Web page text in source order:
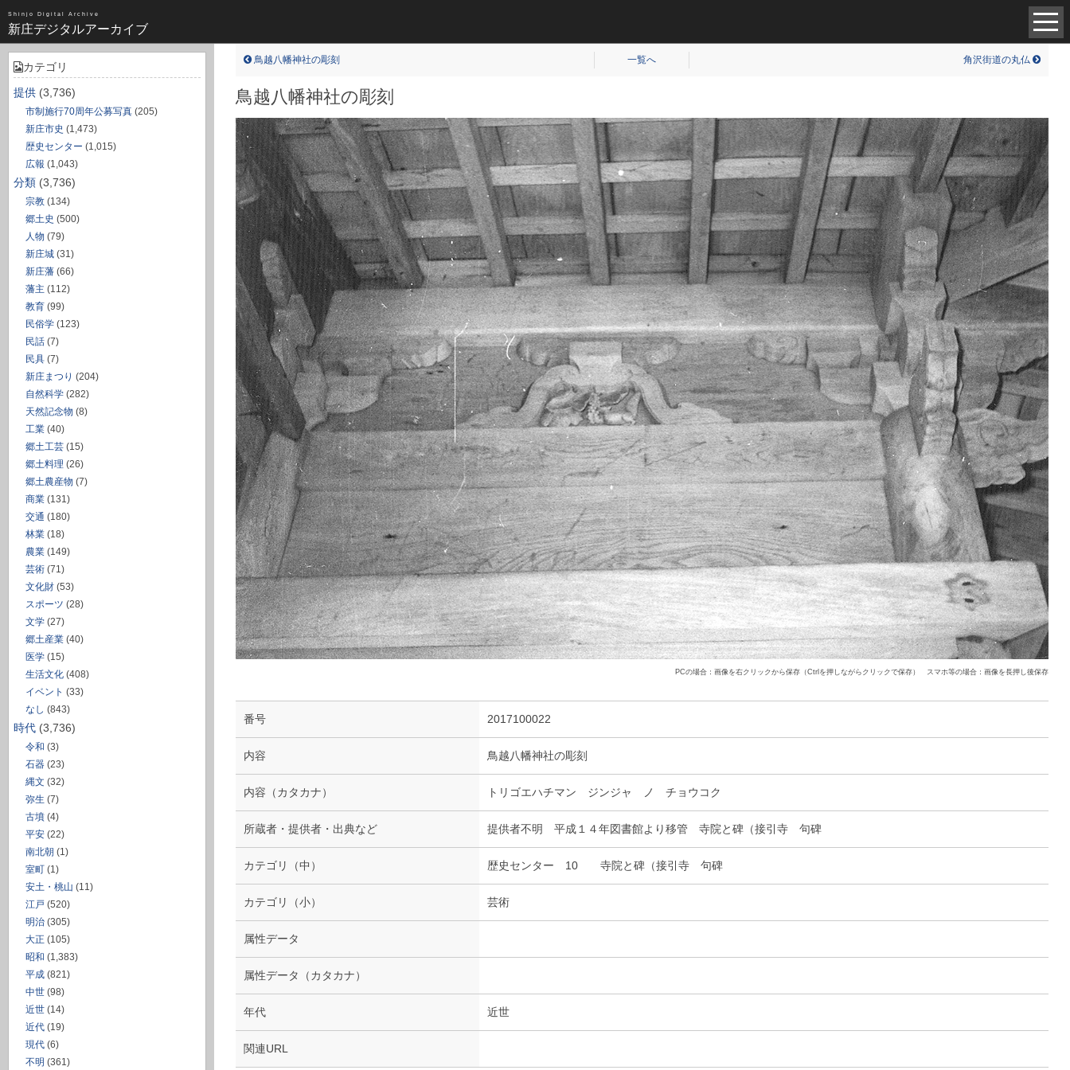
Shinjo Digital Archive
新庄デジタルアーカイブ
近世（14）
タグ全一覧
新庄デジタルアーカイブについて
カテゴリ
提供 (3,736)
市制施行70周年公募写真 (205)
新庄市史 (1,473)
歴史センター (1,015)
広報 (1,043)
分類 (3,736)
宗教 (134)
郷土史 (500)
人物 (79)
新庄城 (31)
新庄藩 (66)
藩主 (112)
教育 (99)
民俗学 (123)
民話 (7)
民具 (7)
新庄まつり (204)
自然科学 (282)
天然記念物 (8)
工業 (40)
郷土工芸 (15)
郷土料理 (26)
郷土農産物 (7)
商業 (131)
交通 (180)
林業 (18)
農業 (149)
芸術 (71)
文化財 (53)
スポーツ (28)
文学 (27)
郷土産業 (40)
医学 (15)
生活文化 (408)
イベント (33)
なし (843)
時代 (3,736)
令和 (3)
石器 (23)
縄文 (32)
弥生 (7)
古墳 (4)
平安 (22)
南北朝 (1)
室町 (1)
安土・桃山 (11)
江戸 (520)
明治 (305)
大正 (105)
昭和 (1,383)
平成 (821)
中世 (98)
近世 (14)
近代 (19)
現代 (6)
不明 (361)
鳥越八幡神社の彫刻 一覧へ 角沢街道の丸仏
鳥越八幡神社の彫刻
PCの場合：画像を右クリックから保存（Ctrlを押しながらクリックで保存） スマホ等の場合：画像を長押し後保存
番号 2017100022
内容 鳥越八幡神社の彫刻
内容（カタカナ） トリゴエハチマン ジンジャ ノ チョウコク
所蔵者・提供者・出典など 提供者不明 平成１４年図書館より移管 寺院と碑（接引寺 句碑
カテゴリ（中） 歴史センター 10 寺院と碑（接引寺 句碑
カテゴリ（小） 芸術
属性データ
属性データ（カタカナ）
年代 近世
関連URL